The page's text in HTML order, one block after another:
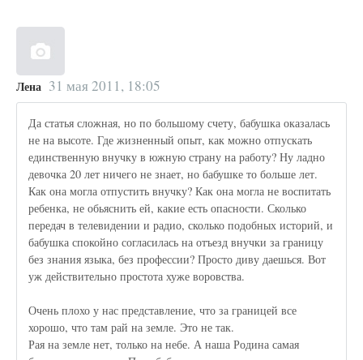
Лена 31 мая 2011, 18:05
Да статья сложная, но по большому счету, бабушка оказалась
не на высоте. Где жизненный опыт, как можно отпускать
единственную внучку в южную страну на работу? Ну ладно
девочка 20 лет ничего не знает, но бабушке то больше лет.
Как она могла отпустить внучку? Как она могла не воспитать
ребенка, не обьяснить ей, какие есть опасности. Сколько
передач в телевидении и радио, сколько подобных историй, и
бабушка спокойно согласилась на отъезд внучки за границу
без знания языка, без профессии? Просто диву даешься. Вот
уж действительно простота хуже воровства.
Очень плохо у нас представление, что за границей все
хорошо, что там рай на земле. Это не так.
Рая на земле нет, только на небе. А наша Родина самая